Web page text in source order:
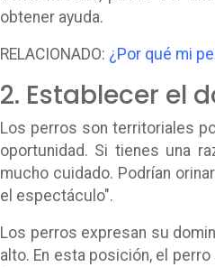
obtener ayuda.
RELACIONADO: ¿Por qué mi
2. Establecer el
Los perros son territoriales
oportunidad. Si tienes una
mucho cuidado. Podrían
el espectáculo".
Los perros expresan su
alto. En esta posición, el